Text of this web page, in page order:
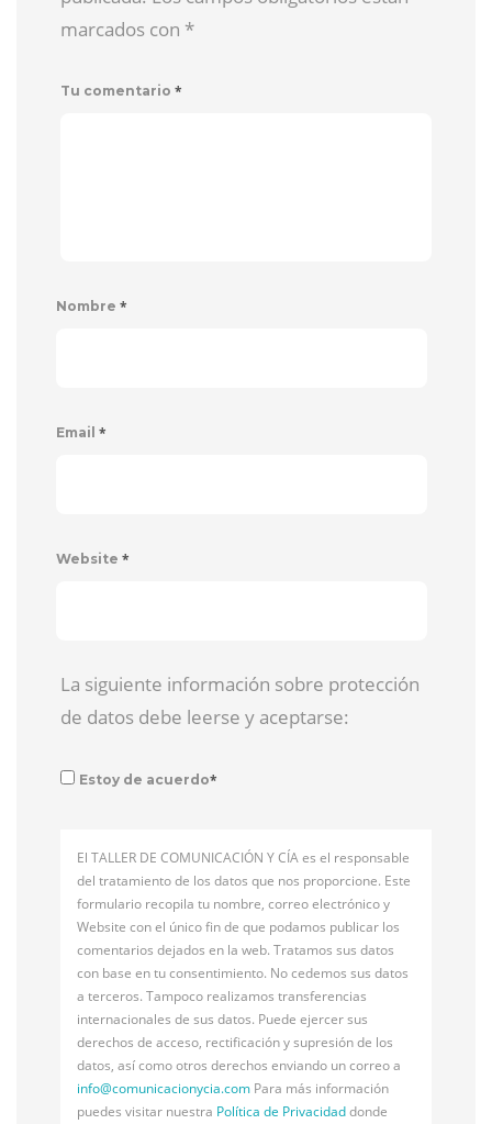
marcados con *
Tu comentario *
Nombre *
Email *
Website *
La siguiente información sobre protección
de datos debe leerse y aceptarse:
Estoy de acuerdo*
El TALLER DE COMUNICACIÓN Y CÍA es el responsable
del tratamiento de los datos que nos proporcione. Este
formulario recopila tu nombre, correo electrónico y
Website con el único fin de que podamos publicar los
comentarios dejados en la web. Tratamos sus datos
con base en tu consentimiento. No cedemos sus datos
a terceros. Tampoco realizamos transferencias
internacionales de sus datos. Puede ejercer sus
derechos de acceso, rectificación y supresión de los
datos, así como otros derechos enviando un correo a
info@comunicacionycia.com Para más información
puedes visitar nuestra Política de Privacidaddonde